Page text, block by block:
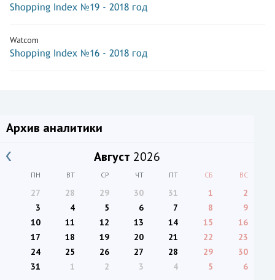
Shopping Index №19 - 2018 год
Watcom
Shopping Index №16 - 2018 год
Архив аналитики
Август 2026
ПН ВТ СР ЧТ ПТ СБ ВС
27 28 29 30 31 1
2
3
4 5 6 7 8
9
10
11 12 13 14 15
16
17
18 19 20 21 22
23
24
25 26 27 28 29
30
31
1 2 3 4 5 6